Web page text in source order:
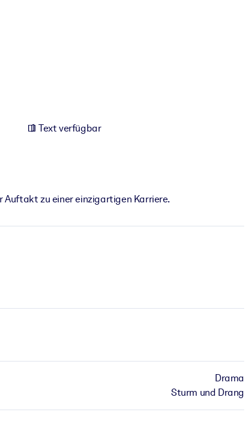
Text verfügbar
Auftakt zu einer einzigartigen Karriere.
Drama
Sturm und Drang